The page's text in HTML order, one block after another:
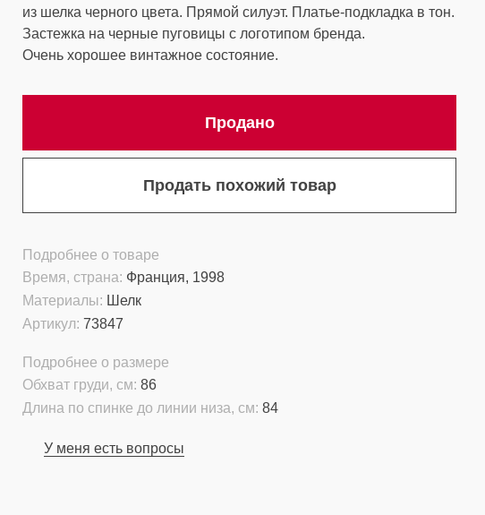
из шелка черного цвета. Прямой силуэт. Платье-подкладка в тон.
Застежка на черные пуговицы с логотипом бренда.
Очень хорошее винтажное состояние.
Продано
Продать похожий товар
Подробнее о товаре
Материалы: Шелк
Время, страна: Франция, 1998
Артикул: 73847
Подробнее о размере
Длина по спинке до линии низа, см: 84
Обхват груди, см: 86
У меня есть вопросы